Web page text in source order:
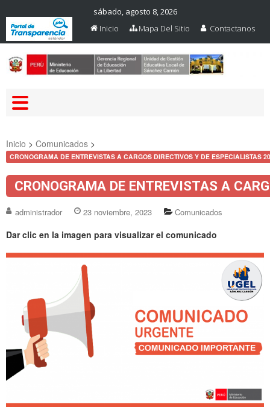
sábado, agosto 8, 2026
Inicio
Mapa Del Sitio Contactanos
Inicio > Comunicados >
CRONOGRAMA DE ENTREVISTAS A CARGOS DIRECTIVOS Y DE ESPECIALISTAS
CRONOGRAMA DE ENTREVISTAS A
administrador 23 noviembre, 2023 Comunicados
Dar clic en la imagen para visualizar el comunicado